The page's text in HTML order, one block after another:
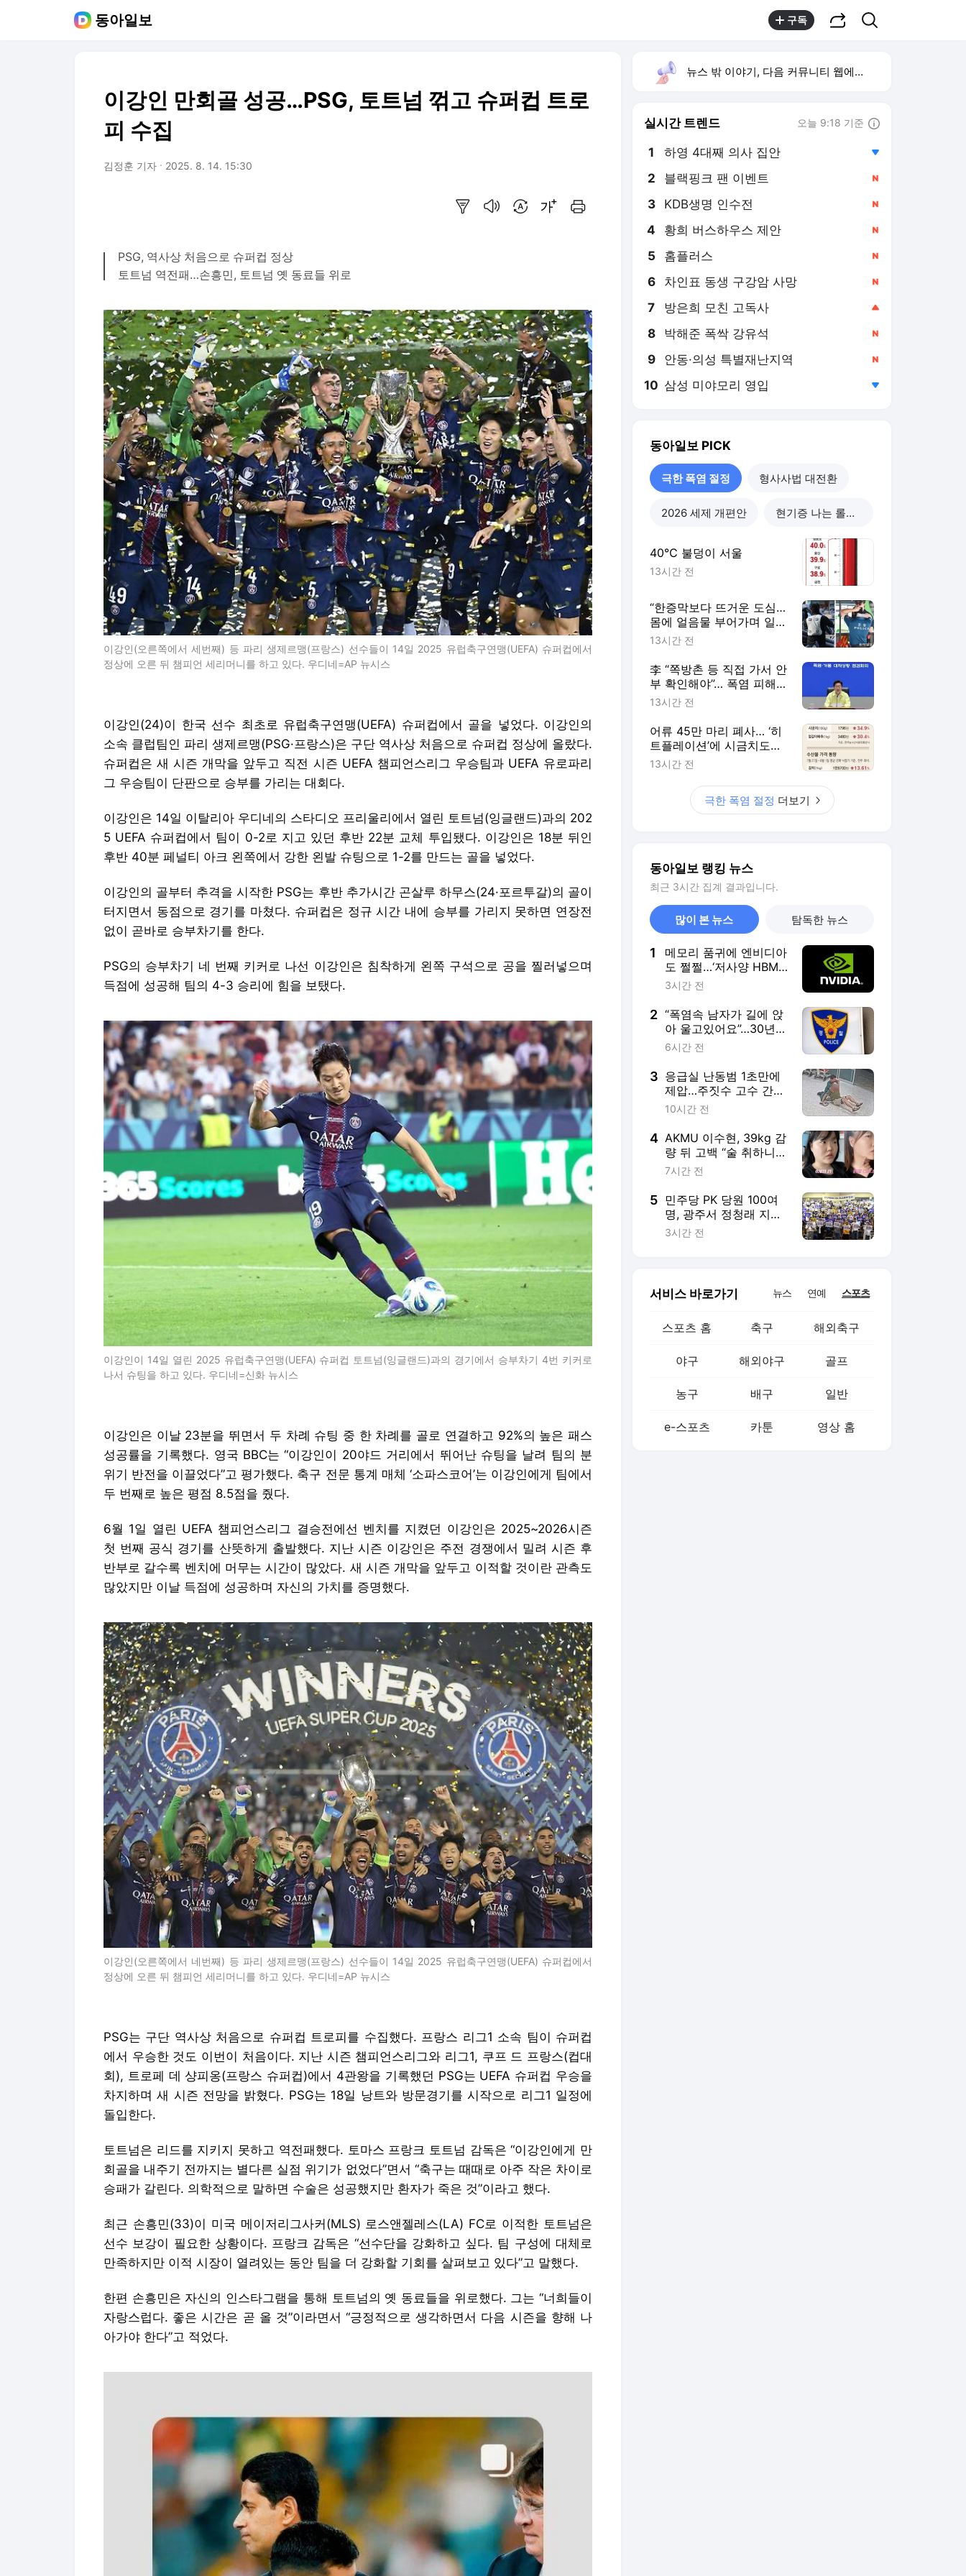
동아일보 구독
이강인 만회골 성공…PSG, 토트넘 꺾고 슈퍼컵 트로
피 수집
김정훈 기자 2025. 8. 14. 15:30
PSG, 역사상 처음으로 슈퍼컵 정상
토트넘 역전패…손흥민, 토트넘 옛 동료들 위로
이강인(오른쪽에서 세번째) 등 파리 생제르맹(프랑스) 선수들이 14일 2025 유럽축구연맹(UEFA) 슈퍼컵에서
정상에 오른 뒤 챔피언 세리머니를 하고 있다. 우디네=AP 뉴시스
이강인(24)이 한국 선수 최초로 유럽축구연맹(UEFA) 슈퍼컵에서 골을 넣었다. 이강인의
소속 클럽팀인 파리 생제르맹(PSG·프랑스)은 구단 역사상 처음으로 슈퍼컵 정상에 올랐다.
슈퍼컵은 새 시즌 개막을 앞두고 직전 시즌 UEFA 챔피언스리그 우승팀과 UEFA 유로파리
그 우승팀이 단판으로 승부를 가리는 대회다.
이강인은 14일 이탈리아 우디네의 스타디오 프리울리에서 열린 토트넘(잉글랜드)과의 202
5 UEFA 슈퍼컵에서 팀이 0-2로 지고 있던 후반 22분 교체 투입됐다. 이강인은 18분 뒤인
후반 40분 페널티 아크 왼쪽에서 강한 왼발 슈팅으로 1-2를 만드는 골을 넣었다.
이강인의 골부터 추격을 시작한 PSG는 후반 추가시간 곤살루 하무스(24·포르투갈)의 골이
터지면서 동점으로 경기를 마쳤다. 슈퍼컵은 정규 시간 내에 승부를 가리지 못하면 연장전
없이 곧바로 승부차기를 한다.
PSG의 승부차기 네 번째 키커로 나선 이강인은 침착하게 왼쪽 구석으로 공을 찔러넣으며
득점에 성공해 팀의 4-3 승리에 힘을 보탰다.
이강인이 14일 열린 2025 유럽축구연맹(UEFA) 슈퍼컵 토트넘(잉글랜드)과의 경기에서 승부차기 4번 키커로
나서 슈팅을 하고 있다. 우디네=신화 뉴시스
이강인은 이날 23분을 뛰면서 두 차례 슈팅 중 한 차례를 골로 연결하고 92%의 높은 패스
성공률을 기록했다. 영국 BBC는 “이강인이 20야드 거리에서 뛰어난 슈팅을 날려 팀의 분
위기 반전을 이끌었다”고 평가했다. 축구 전문 통계 매체 ‘소파스코어’는 이강인에게 팀에서
두 번째로 높은 평점 8.5점을 줬다.
6월 1일 열린 UEFA 챔피언스리그 결승전에선 벤치를 지켰던 이강인은 2025~2026시즌
첫 번째 공식 경기를 산뜻하게 출발했다. 지난 시즌 이강인은 주전 경쟁에서 밀려 시즌 후
반부로 갈수록 벤치에 머무는 시간이 많았다. 새 시즌 개막을 앞두고 이적할 것이란 관측도
많았지만 이날 득점에 성공하며 자신의 가치를 증명했다.
이강인(오른쪽에서 네번째) 등 파리 생제르맹(프랑스) 선수들이 14일 2025 유럽축구연맹(UEFA) 슈퍼컵에서
정상에 오른 뒤 챔피언 세리머니를 하고 있다. 우디네=AP 뉴시스
PSG는 구단 역사상 처음으로 슈퍼컵 트로피를 수집했다. 프랑스 리그1 소속 팀이 슈퍼컵
에서 우승한 것도 이번이 처음이다. 지난 시즌 챔피언스리그와 리그1, 쿠프 드 프랑스(컵대
회), 트로페 데 샹피옹(프랑스 슈퍼컵)에서 4관왕을 기록했던 PSG는 UEFA 슈퍼컵 우승을
차지하며 새 시즌 전망을 밝혔다. PSG는 18일 낭트와 방문경기를 시작으로 리그1 일정에
돌입한다.
토트넘은 리드를 지키지 못하고 역전패했다. 토마스 프랑크 토트넘 감독은 “이강인에게 만
회골을 내주기 전까지는 별다른 실점 위기가 없었다”면서 “축구는 때때로 아주 작은 차이로
승패가 갈린다. 의학적으로 말하면 수술은 성공했지만 환자가 죽은 것”이라고 했다.
최근 손흥민(33)이 미국 메이저리그사커(MLS) 로스앤젤레스(LA) FC로 이적한 토트넘은
선수 보강이 필요한 상황이다. 프랑크 감독은 “선수단을 강화하고 싶다. 팀 구성에 대체로
만족하지만 이적 시장이 열려있는 동안 팀을 더 강화할 기회를 살펴보고 있다”고 말했다.
한편 손흥민은 자신의 인스타그램을 통해 토트넘의 옛 동료들을 위로했다. 그는 “너희들이
자랑스럽다. 좋은 시간은 곧 올 것”이라면서 “긍정적으로 생각하면서 다음 시즌을 향해 나
아가야 한다”고 적었다.
뉴스 밖 이야기, 다음 커뮤니티 웹에서 보기
실시간 트렌드 오늘 9:18 기준
1 하영 4대째 의사 집안
2 블랙핑크 팬 이벤트
3 KDB생명 인수전
4 황희 버스하우스 제안
5 홈플러스
6 차인표 동생 구강암 사망
7 방은희 모친 고독사
8 박해준 폭싹 강유석
9 안동·의성 특별재난지역
10 삼성 미야모리 영입
동아일보 PICK
극한 폭염 절정 형사사법 대전환
2026 세제 개편안 현기증 나는 롤러코스피
40℃ 불덩이 서울
13시간 전
“한증막보다 뜨거운 도심…
몸에 얼음물 부어가며 일
해”
13시간 전
李 “쪽방촌 등 직접 가서 안
부 확인해야”… 폭염 피해
최소화에 행정력 총동원 주
13시간 전
어류 45만 마리 폐사… ‘히
트플레이션’에 시금치도
111% 폭등
13시간 전
극한 폭염 절정 더보기
동아일보 랭킹 뉴스
최근 3시간 집계 결과입니다.
많이 본 뉴스 탐독한 뉴스
1
메모리 품귀에 엔비디아
도 쩔쩔…‘저사양 HBM’
활용 검토
3시간 전
2 “폭염속 남자가 길에 앉
아 울고있어요”…30년전
실종자였다
6시간 전
3 응급실 난동범 1초만에
제압…주짓수 고수 간호
사
10시간 전
4 AKMU 이수현, 39kg 감
량 뒤 고백 “술 취하니
토할 때까지 먹어…몸
7시간 전
5 민주당 PK 당원 100여
명, 광주서 정청래 지지
선언
3시간 전
서비스 바로가기 뉴스 연예 스포츠
스포츠 홈 축구 해외축구
야구 해외야구 골프
농구 배구 일반
e-스포츠 카툰 영상 홈